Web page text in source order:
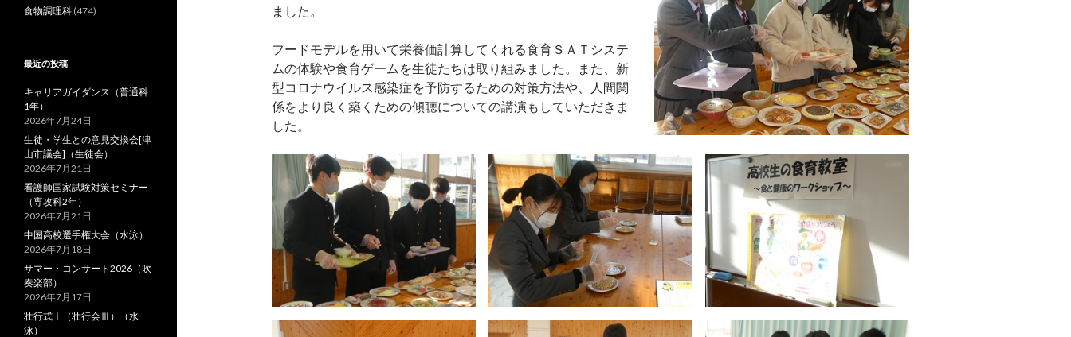
ました。
フードモデルを用いて栄養価計算してくれる食育ＳＡＴシステ
ムの体験や食育ゲームを生徒たちは取り組みました。また、新
型コロナウイルス感染症を予防するための対策方法や、人間関
係をより良く築くための傾聴についての講演もしていただきま
した。
食物調理科 (474)
最近の投稿
キャリアガイダンス（普通科
1年）
2026年7月24日
生徒・学生との意見交換会[津
山市議会]（生徒会）
2026年7月21日
看護師国家試験対策セミナー
（専攻科2年）
2026年7月21日
中国高校選手権大会（水泳）
2026年7月18日
サマー・コンサート2026（吹
奏楽部）
2026年7月17日
壮行式Ⅰ（壮行会Ⅲ）（水
泳）